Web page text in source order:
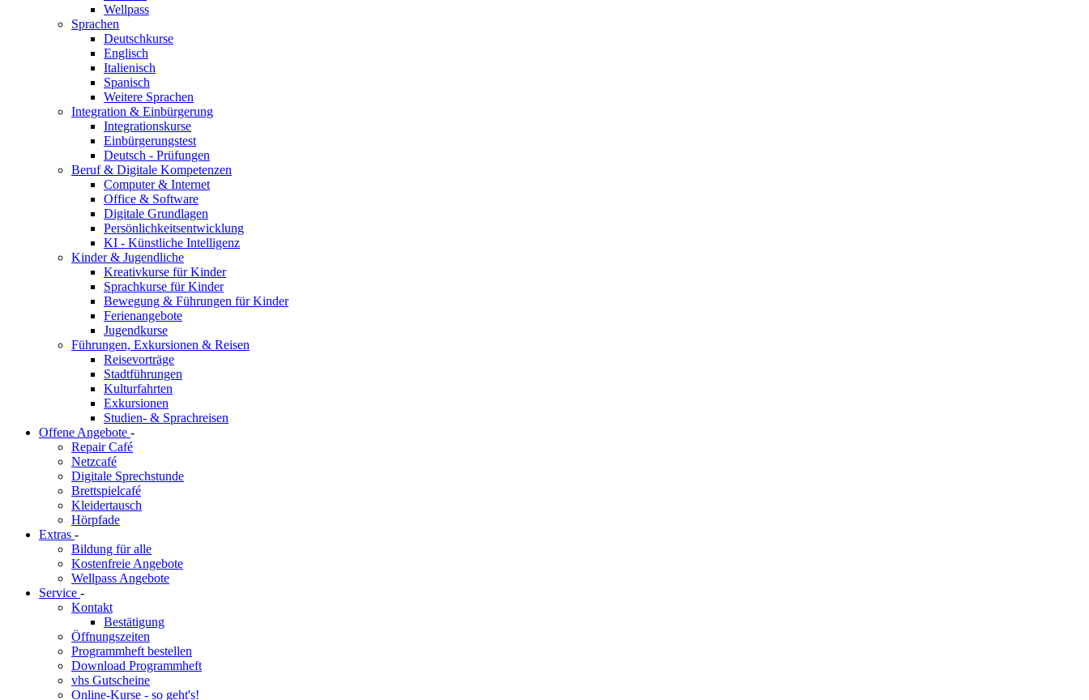
Wellpass
Sprachen
Deutschkurse
Englisch
Italienisch
Spanisch
Weitere Sprachen
Integration & Einbürgerung
Integrationskurse
Einbürgerungstest
Deutsch - Prüfungen
Beruf & Digitale Kompetenzen
Computer & Internet
Office & Software
Digitale Grundlagen
Persönlichkeitsentwicklung
KI - Künstliche Intelligenz
Kinder & Jugendliche
Kreativkurse für Kinder
Sprachkurse für Kinder
Bewegung & Führungen für Kinder
Ferienangebote
Jugendkurse
Führungen, Exkursionen & Reisen
Reisevorträge
Stadtführungen
Kulturfahrten
Exkursionen
Studien- & Sprachreisen
Offene Angebote -
Repair Café
Netzcafé
Digitale Sprechstunde
Brettspielcafé
Kleidertausch
Hörpfade
Extras -
Bildung für alle
Kostenfreie Angebote
Wellpass Angebote
Service -
Kontakt
Bestätigung
Öffnungszeiten
Programmheft bestellen
Download Programmheft
vhs Gutscheine
Online-Kurse - so geht's!